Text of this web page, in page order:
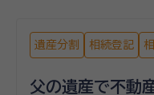
遺産分割 相続登記
父の遺産で不動